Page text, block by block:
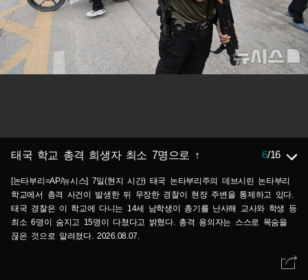
태국 학교 총격 희생자 최소 7명으로 ↑ 6/16
[논타부리=AP/뉴시스] 7일(현지 시간) 태국 논타부리주의 데브시린 논타부리
학교에서 총격 사건이 발생한 뒤 무장한 경찰이 현장 주변을 통제하고 있다.
태국 경찰은 이 학교에 다니는 14세 남학생이 총기를 난사해 교사와 학생 등
최소 6명이 숨지고 15명이 다쳤다고 밝혔다. 총격 용의자는 스스로 목숨을
끊은 것으로 알려졌다. 2026.08.07.